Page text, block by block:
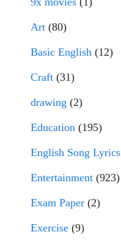
Art (80)
Basic English (12)
Craft (31)
drawing (2)
Education (195)
English Song Lyrics
Entertainment (923)
Exam Paper (2)
Exercise (9)